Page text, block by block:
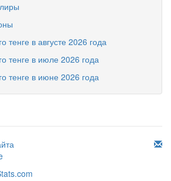
тенге в августе 2026 года
тенге в июле 2026 года
тенге в июне 2026 года